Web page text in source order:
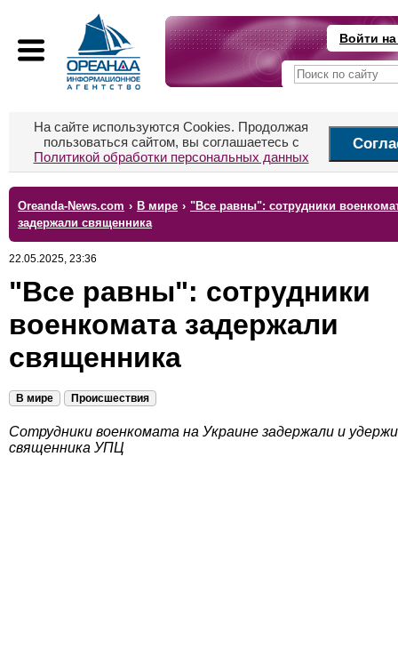
Войти
На сайте используются Cookies. Продолжая
пользоваться сайтом, вы соглашаетесь с
Политикой обработки персональных данных
Oreanda-News.com › В мире › "Все равны": сотрудники
задержали священника
22.05.2025, 23:36
"Все равны": сотрудники
военкомата задержали
священника
В мире Происшествия
Сотрудники военкомата на Украине задержали и
священника УПЦ